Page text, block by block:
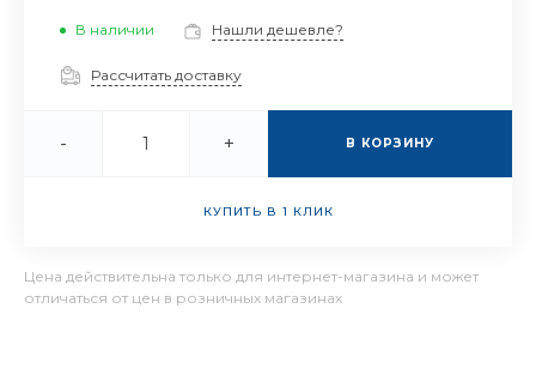
В наличии Нашли дешевле?
Рассчитать доставку
- + В КОРЗИНУ
КУПИТЬ В 1 КЛИК
Цена действительна только для интернет-магазина и может
отличаться от цен в розничных магазинах